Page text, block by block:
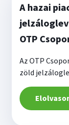
A hazai
OTP
Az OTP
zöld